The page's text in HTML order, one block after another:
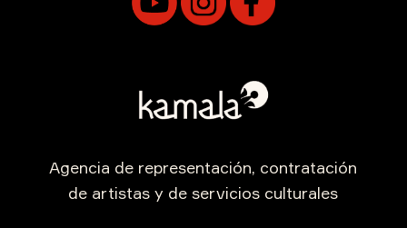
Agencia de representación, contratación
de artistas y de servicios culturales